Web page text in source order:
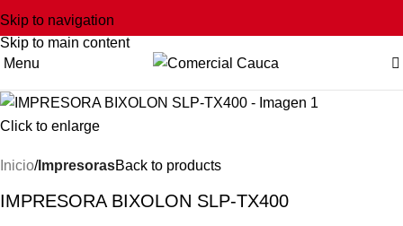
Skip to navigation
Skip to main content
Menu
Click to enlarge
Inicio ImpresorasBack to products
IMPRESORA BIXOLON SLP-TX400